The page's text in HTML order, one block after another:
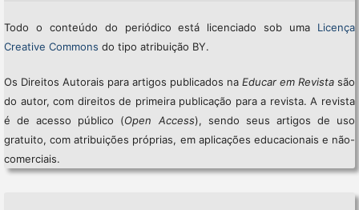
Todo o conteúdo do periódico está licenciado sob uma Licença
Creative Commons do tipo atribuição BY.
Os Direitos Autorais para artigos publicados naEducar em Revista são
do autor, com direitos de primeira publicação para a revista. A revista
é de acesso público (Open Access), sendo seus artigos de uso
gratuito, com atribuições próprias, em aplicações educacionais e não-
comerciais.